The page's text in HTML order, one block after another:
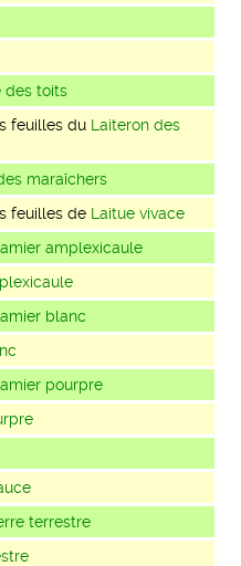
des toits
feuilles du Laiteron des
maraîchers
feuilles de Laitue vivace
amplexicaule
blanc
pourpre
terrestre